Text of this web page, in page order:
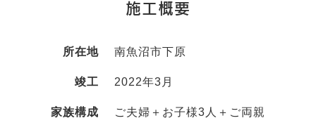
施工概要
所在地 南魚沼市下原
竣工 2022年3月
家族構成 ご夫婦＋お子様3人＋ご両親